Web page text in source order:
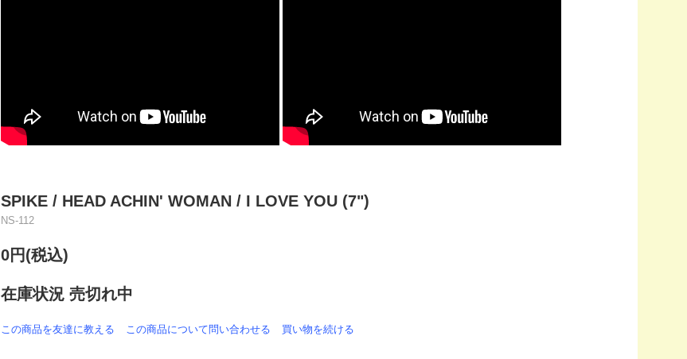
SPIKE / HEAD ACHIN' WOMAN / I LOVE YOU (7")
NS-112
0円(税込)
在庫状況 売切れ中
この商品を友達に教える この商品について問い合わせる 買い物を続ける